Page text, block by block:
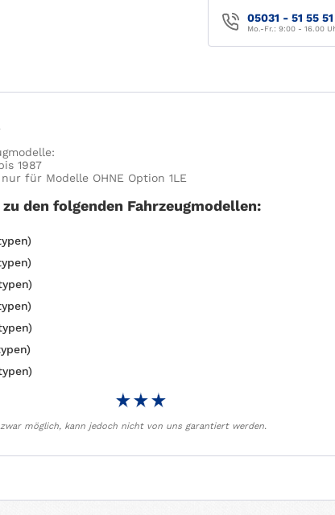
05031 - 51 55 51
Mo.-Fr.: 9:00 - 16.00
1987
für Modelle OHNE Option 1LE
den folgenden Fahrzeugmodellen:
möglich, kann jedoch nicht von uns garantiert werden.